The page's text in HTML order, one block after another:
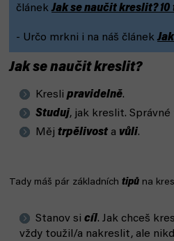
článekJak se naučit kreslit?
- Určo mrkni i na náš článek
Jak se naučit kreslit?
Kresli pravidelně.
Studuj, jak kreslit. Správné
Měj trpělivost a vůli.
Tady máš pár základních tipů na
Stanov si cíl. Jak chceš
vždy toužil/a nakreslit, ale